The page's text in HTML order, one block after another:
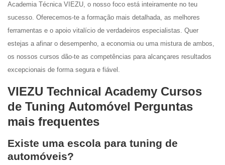
Academia Técnica VIEZU, o nosso foco está inteiramente no teu
sucesso. Oferecemos-te a formação mais detalhada, as melhores
ferramentas e o apoio vitalício de verdadeiros especialistas. Quer
estejas a afinar o desempenho, a economia ou uma mistura de ambos,
os nossos cursos dão-te as competências para alcançares resultados
excepcionais de forma segura e fiável.
VIEZU Technical Academy Cursos
de Tuning Automóvel Perguntas
mais frequentes
Existe uma escola para tuning de
automóveis?